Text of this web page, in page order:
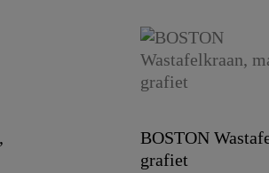
BOSTON
grafiet